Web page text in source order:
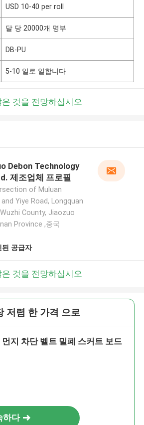
USD 10-40 per roll
달 당 20000개 명부
DB-PU
5-10 일로 일합니다
은 것을 전망하십시오
Debon Technology
제조업체 프로필
of Muluan
Yiye Road, Longquan
County, Jiaozuo
Province ,중국
된 공급자
은 것을 전망하십시오
저렴 한 가격 으로
먼지 차단 벨트 밀폐 스커트 보드
하다